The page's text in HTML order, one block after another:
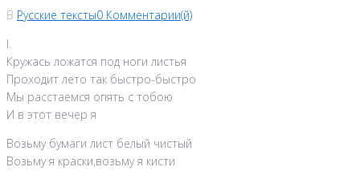
В Русские тексты0 Комментарии(й)
I.
Кружась ложатся под ноги листья
Проходит лето так быстро-быстро
Мы расстаемся опять с тобою
И в этот вечер я
Возьму бумаги лист белый чистый
Возьму я краски,возьму я кисти